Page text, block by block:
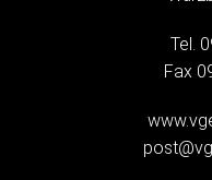
Tel.
Fax